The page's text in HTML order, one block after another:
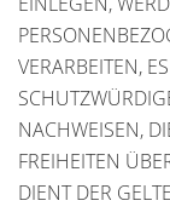
VERARBEITEN,
NACHWEISEN,
FREIHEITEN
DIENT DER